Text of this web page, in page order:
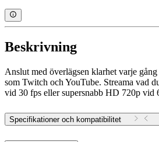
Beskrivning
Anslut med överlägsen klarhet varje
som Twitch och YouTube. Streama vad
vid 30 fps eller supersnabb HD 720p vid
Specifikationer och kompatibilitet